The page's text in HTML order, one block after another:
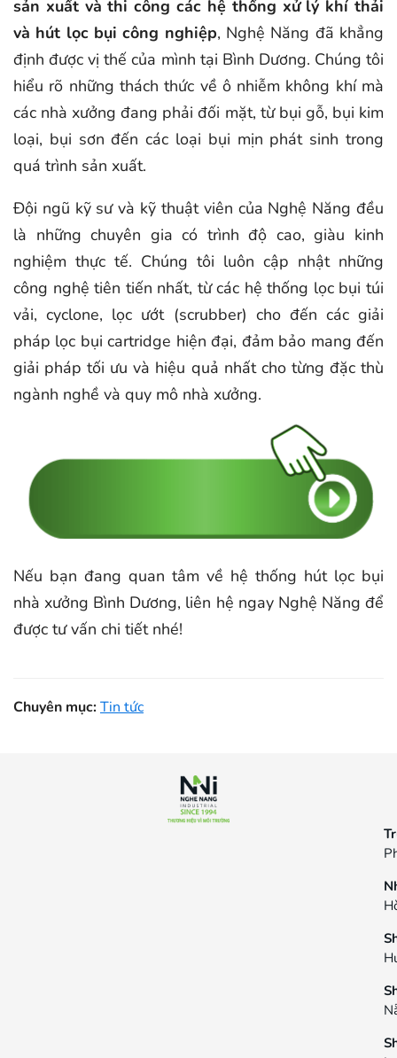
sản xuất và thi công các hệ thống xử lý khí thải
và hút lọc bụi công nghiệp, Nghệ Năng đã khẳng
định được vị thế của mình tại Bình Dương. Chúng tôi
hiểu rõ những thách thức về ô nhiễm không khí mà
các nhà xưởng đang phải đối mặt, từ bụi gỗ, bụi kim
loại, bụi sơn đến các loại bụi mịn phát sinh trong
quá trình sản xuất.
Đội ngũ kỹ sư và kỹ thuật viên của Nghệ Năng đều
là những chuyên gia có trình độ cao, giàu kinh
nghiệm thực tế. Chúng tôi luôn cập nhật những
công nghệ tiên tiến nhất, từ các hệ thống lọc bụi túi
vải, cyclone, lọc ướt (scrubber) cho đến các giải
pháp lọc bụi cartridge hiện đại, đảm bảo mang đến
giải pháp tối ưu và hiệu quả nhất cho từng đặc thù
ngành nghề và quy mô nhà xưởng.
Nếu bạn đang quan tâm về hệ thống hút lọc bụi
nhà xưởng Bình Dương, liên hệ ngay Nghệ Năng để
được tư vấn chi tiết nhé!
Chuyên mục:Tin tức